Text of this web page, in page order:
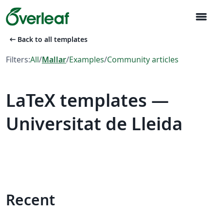
menu
arrow_left_alt Back to all templates
Filters:All/Mallar/Examples/Community articles
LaTeX templates —
Universitat de Lleida
Recent